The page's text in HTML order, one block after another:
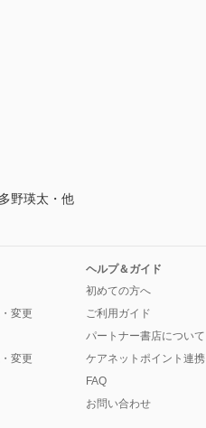
野瑛太・他
変更
変更
ヘルプ＆ガイド
初めての方へ
ご利用ガイド
パートナー書店について
ケアネットポイント連携
FAQ
お問い合わせ